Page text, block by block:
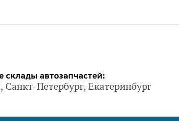
склады автозапчастей:
Санкт-Петербург, Екатеринбург